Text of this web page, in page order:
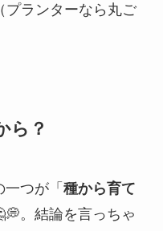
プランターなら丸ご
ら？
つが「 種から育て
。結論を言っちゃ